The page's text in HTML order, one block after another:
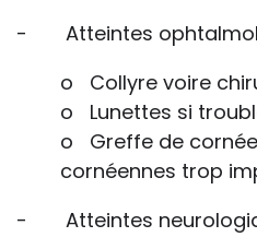
- Atteintes
o Collyre voire
o Lunettes si
o Greffe de
cornéennes trop
- Atteintes